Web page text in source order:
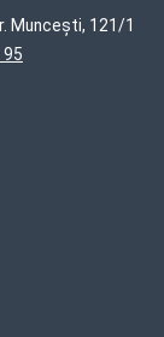
Muncești, 121/1
95